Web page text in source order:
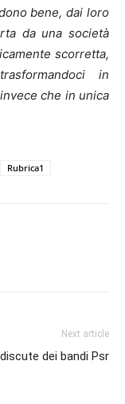
bene, dai loro
da una società
scorretta,
in
che in unica
Rubrica1
Next article
dei bandi Psr